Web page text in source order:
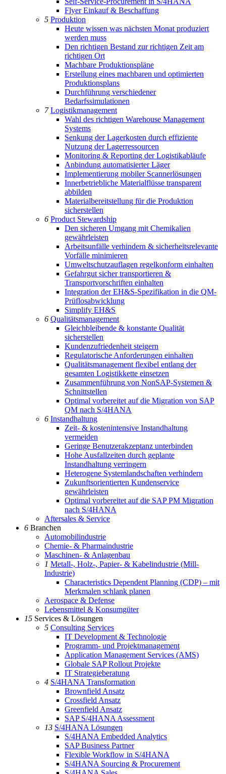
Flyer Einkauf & Beschaffung
5 Produktion
Heute wissen was nächsten Monat produziert
werden muss
Den richtigen Bestand zur richtigen Zeit am
richtigen Ort
Machbare Produktionspläne
Erstellung eines machbaren und optimierten
Produktionsplans
Durchführung verschiedener
Bedarfssimulationen
7Logistikmanagement
Wahl des richtigen Warehouse Management
Systems
Senkung der Lagerkosten durch effiziente
Nutzung der Lagerressourcen
Monitoring & Reporting der Logistikabläufe
Anbindung automatisierter Läger
Implementierung mobiler Scannerlösungen
Innerbetriebliche Materialflüsse transparent
abbilden
Materialbereitstellung für die Produktion
sicherstellen
6 Product Stewardship
Den sicheren Umgang mit Chemikalien
gewährleisten
Arbeitsunfälle verhindern & sicherheitsrelevante
Vorfälle minimieren
Umweltschutzauflagen regelkonform einhalten
Gefahrgut sicher transportieren &
Transportvorschriften einhalten
Integration der EH&S-Spezifikation in die QM-
Prüflosabwicklung
Simplify EH&S
6 Qualitätsmanagement
Gleichbleibende & konstante Qualität
sicherstellen
Kundenzufriedenheit steigern
Regulatorische Anforderungen einhalten
Qualitätsmanagement flexibel entlang der
gesamten Logistikkette einsetzen
Zusammenführung von NonSAP-Systemen &
Schnittstellen
Optimal vorbereitet auf die Migration von SAP
QM nach S/4HANA
6 Instandhaltung
Zeit- & kostenintensive Instandhaltung
vermeiden
Geringe Benutzerakzeptanz unterbinden
Hohe Ausfallzeiten durch geplante
Instandhaltung verringern
Heterogene Systemlandschaften verhindern
Zukunftsorientierten Kundenservice
gewährleisten
Optimal vorbereitet auf die SAP PM Migration
nach S/4HANA
Aftersales & Service
6 Branchen
Automobilindustrie
Chemie- & Pharmaindustrie
Maschinen- & Anlagenbau
1 Metall-, Holz-, Papier- & Kabelindustrie (Mill-
Industrie)
Characteristics Dependent Planning (CDP) – mit
Merkmalen schlank planen
Aerospace & Defense
Lebensmittel & Konsumgüter
15 Services & Lösungen
5 Consulting Services
IT Development & Technologie
Programm- und Projektmanagement
Application Management Services (AMS)
Globale SAP Rollout Projekte
IT Strategieberatung
4 S/4HANA Transformation
Brownfield Ansatz
Crossfield Ansatz
Greenfield Ansatz
SAP S/4HANA Assessment
13 S/4HANA Lösungen
S/4HANA Embedded Analytics
SAP Business Partner
Flexible Workflow in S/4HANA
S/4HANA Sourcing & Procurement